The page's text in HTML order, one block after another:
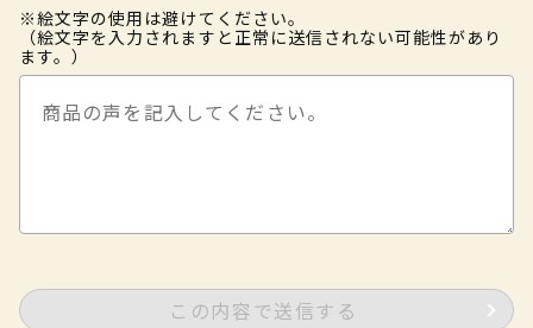
※絵文字の使用は避けてください。
（絵文字を入力されますと正常に送信されない可能性があり
ます。）
この内容で送信する